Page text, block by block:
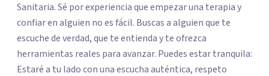
Sanitaria. Sé por experiencia que empezar una terapia y
confiar en alguien no es fácil. Buscas a alguien que te
escuche de verdad, que te entienda y te ofrezca
herramientas reales para avanzar. Puedes estar tranquila:
Estaré a tu lado con una escucha auténtica, respeto